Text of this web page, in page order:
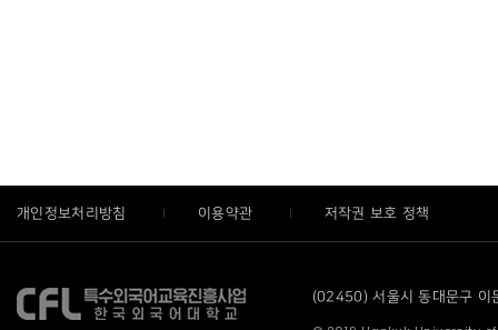
개인정보처리방침 이용약관 저작권 보호 정책
(02450) 서울시 동대문구